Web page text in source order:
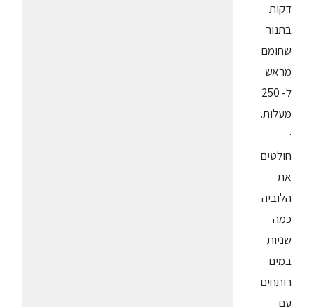
דקות
בתנור
שחומם
מראש
ל- 250
מעלות.
·
חולטים
את
הלוביה
כמה
שניות
במים
רותחים
עם